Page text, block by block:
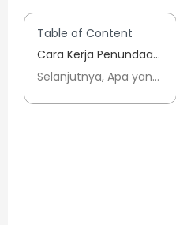
Table of Content
Cara Kerja Penundaan Pembayaran Pajak Menurut Aturan DJP
Selanjutnya, Apa yang Harus Dilakukan?